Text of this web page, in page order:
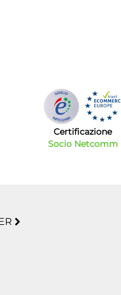
Certificazione
Socio Netcomm